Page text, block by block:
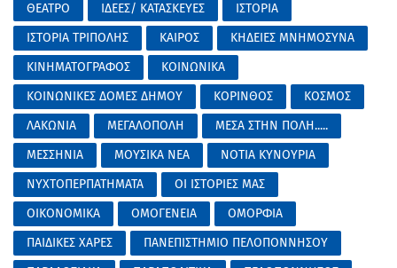
ΘΕΑΤΡΟ
ΙΔΕΕΣ/ ΚΑΤΑΣΚΕΥΕΣ
ΙΣΤΟΡΙΑ
ΙΣΤΟΡΙΑ ΤΡΙΠΟΛΗΣ
ΚΑΙΡΟΣ
ΚΗΔΕΙΕΣ ΜΝΗΜΟΣΥΝΑ
ΚΙΝΗΜΑΤΟΓΡΑΦΟΣ
ΚΟΙΝΩΝΙΚΑ
ΚΟΙΝΩΝΙΚΕΣ ΔΟΜΕΣ ΔΗΜΟΥ
ΚΟΡΙΝΘΟΣ
ΚΟΣΜΟΣ
ΛΑΚΩΝΙΑ
ΜΕΓΑΛΟΠΟΛΗ
ΜΕΣΑ ΣΤΗΝ ΠΟΛΗ.....
ΜΕΣΣΗΝΙΑ
ΜΟΥΣΙΚΑ ΝΕΑ
ΝΟΤΙΑ ΚΥΝΟΥΡΙΑ
ΝΥΧΤΟΠΕΡΠΑΤΗΜΑΤΑ
ΟΙ ΙΣΤΟΡΙΕΣ ΜΑΣ
ΟΙΚΟΝΟΜΙΚΑ
ΟΜΟΓΕΝΕΙΑ
ΟΜΟΡΦΙΑ
ΠΑΙΔΙΚΕΣ ΧΑΡΕΣ
ΠΑΝΕΠΙΣΤΗΜΙΟ ΠΕΛΟΠΟΝΝΗΣΟΥ